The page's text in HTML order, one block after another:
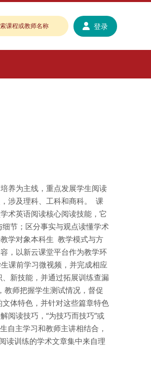
登录
养为主线，重点发展学生阅读
涉及理科、工科和商科。 课
术英语阅读核心阅读技能，它
节；区分事实与观点读懂学术
学对象本科生 教学模式与方
，以新云课堂平台作为教学环
课前学习微视频，并完成相应
新技能，并通过拓展训练查漏
教师把握学生测试情况，督促
体特色，并针对这些篇章特色
阅读技巧，“为技巧而技巧”或
自主学习和教师主讲相结合，
读训练的学术文章集中来自理